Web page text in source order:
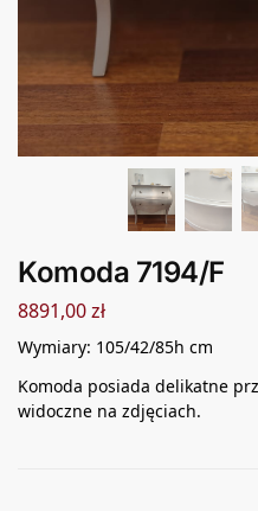
Komoda 7194/F
8891,00zł
Wymiary: 105/42/85h cm
Komoda posiada delikatne
widoczne na zdjęciach.